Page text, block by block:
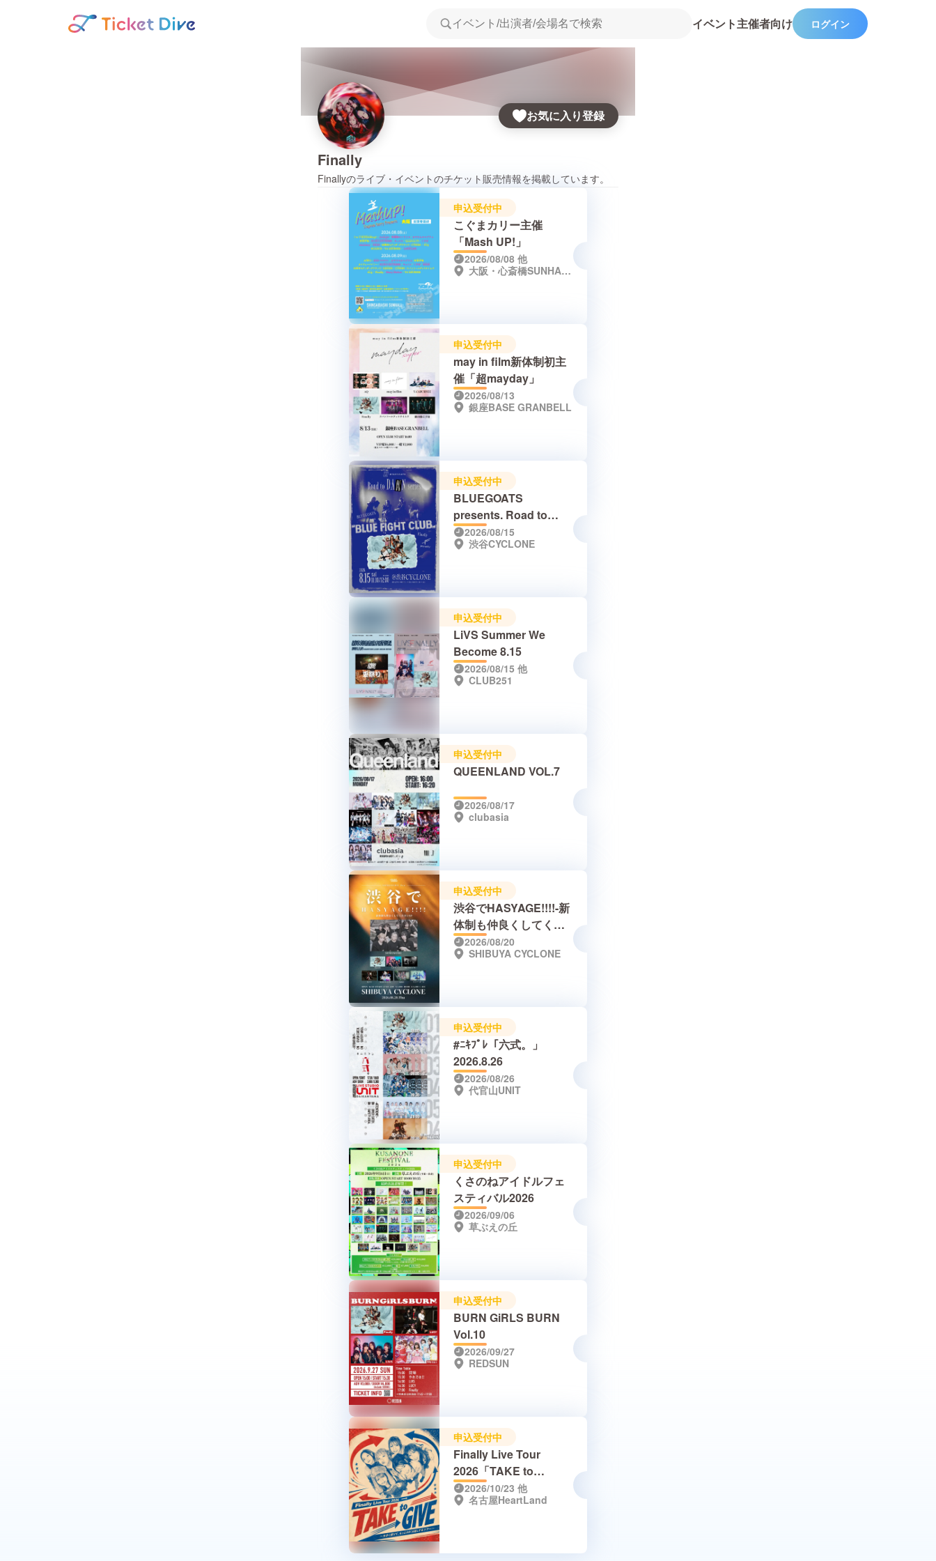
イベント主催者向け ログイン
お気に入り登録
Finally
Finallyのライブ・イベントのチケット販売情報を掲載しています。
申込受付中
こぐまカリー主催
「Mash UP!」
2026/08/08 他
大阪・心斎橋SUNHALL
申込受付中
may in film新体制初主
催「超mayday」
2026/08/13
銀座BASE GRANBELL
申込受付中
BLUEGOATS
presents. Road to
DAWN series “blue
fight club”
2026/08/15
渋谷CYCLONE
申込受付中
LiVS Summer We
Become 8.15
2026/08/15 他
CLUB251
申込受付中
QUEENLAND VOL.7
2026/08/17
clubasia
申込受付中
渋谷でHASYAGE!!!!-新
体制も仲良くしてくだ
さいSP-
2026/08/20
SHIBUYA CYCLONE
申込受付中
#ﾆｷﾌﾟﾚ「六式。」
2026.8.26
2026/08/26
代官山UNIT
申込受付中
くさのねアイドルフェ
スティバル2026
2026/09/06
草ぶえの丘
申込受付中
BURN GiRLS BURN
Vol.10
2026/09/27
REDSUN
申込受付中
Finally Live Tour
2026「TAKE to
GIVE」〜大きく借り
て、もっと大きくお返
2026/10/23 他
名古屋HeartLand